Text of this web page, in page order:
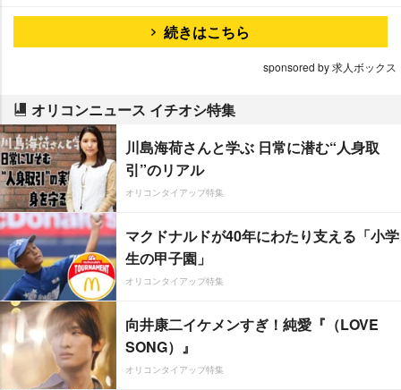
続きはこちら
sponsored by 求人ボックス
オリコンニュース イチオシ特集
川島海荷さんと学ぶ 日常に潜む“人身取
引”のリアル
オリコンタイアップ特集
マクドナルドが40年にわたり支える「小学
生の甲子園」
オリコンタイアップ特集
向井康二イケメンすぎ！純愛『（LOVE
SONG）』
オリコンタイアップ特集